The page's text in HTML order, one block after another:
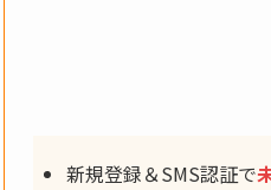
新規登録＆SMS認証で